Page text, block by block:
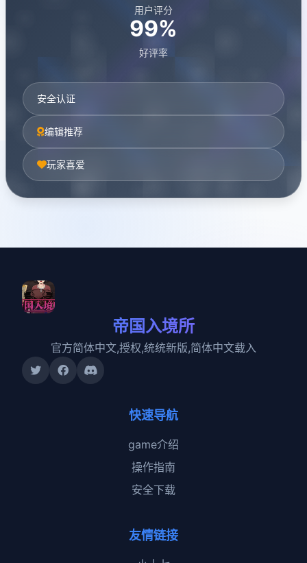
用户评分
99%
好评率
安全认证
编辑推荐
玩家喜爱
帝国入境所
官方简体中文,授权,统统新版,简体中文载入
快速导航
game介绍
操作指南
安全下载
友情链接